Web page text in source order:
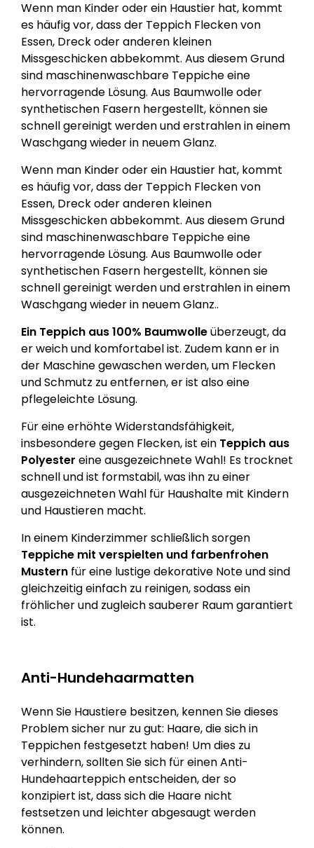
Wenn man Kinder oder ein Haustier hat, kommt
es häufig vor, dass der Teppich Flecken von
Essen, Dreck oder anderen kleinen
Missgeschicken abbekommt. Aus diesem Grund
sind maschinenwaschbare Teppiche eine
hervorragende Lösung. Aus Baumwolle oder
synthetischen Fasern hergestellt, können sie
schnell gereinigt werden und erstrahlen in einem
Waschgang wieder in neuem Glanz.
Wenn man Kinder oder ein Haustier hat, kommt
es häufig vor, dass der Teppich Flecken von
Essen, Dreck oder anderen kleinen
Missgeschicken abbekommt. Aus diesem Grund
sind maschinenwaschbare Teppiche eine
hervorragende Lösung. Aus Baumwolle oder
synthetischen Fasern hergestellt, können sie
schnell gereinigt werden und erstrahlen in einem
Waschgang wieder in neuem Glanz..
Ein Teppich aus 100% Baumwolleüberzeugt, da
er weich und komfortabel ist. Zudem kann er in
der Maschine gewaschen werden, um Flecken
und Schmutz zu entfernen, er ist also eine
pflegeleichte Lösung.
Für eine erhöhte Widerstandsfähigkeit,
insbesondere gegen Flecken, ist ein Teppich aus
Polyester eine ausgezeichnete Wahl! Es trocknet
schnell und ist formstabil, was ihn zu einer
ausgezeichneten Wahl für Haushalte mit Kindern
und Haustieren macht.
In einem Kinderzimmer schließlich sorgen
Teppiche mit verspielten und farbenfrohen
Mustern für eine lustige dekorative Note und sind
gleichzeitig einfach zu reinigen, sodass ein
fröhlicher und zugleich sauberer Raum garantiert
ist.
Anti-Hundehaarmatten
Wenn Sie Haustiere besitzen, kennen Sie dieses
Problem sicher nur zu gut: Haare, die sich in
Teppichen festgesetzt haben! Um dies zu
verhindern, sollten Sie sich für einen Anti-
Hundehaarteppich entscheiden, der so
konzipiert ist, dass sich die Haare nicht
festsetzen und leichter abgesaugt werden
können.